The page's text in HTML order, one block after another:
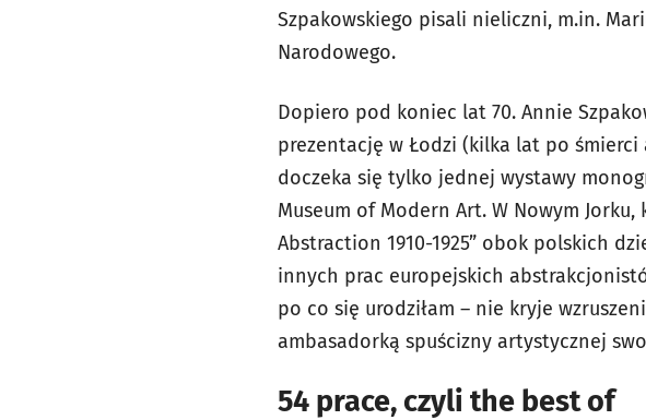
Szpakowskiego pisali nieliczni, m.in.
Narodowego.
Dopiero pod koniec lat 70. Annie
prezentację w Łodzi (kilka lat po
doczeka się tylko jednej wystawy
Museum of Modern Art. W Nowym
Abstraction 1910-1925” obok polskich
innych prac europejskich
po co się urodziłam – nie kryje
ambasadorką spuścizny artystycznej
54 prace, czyli the best of